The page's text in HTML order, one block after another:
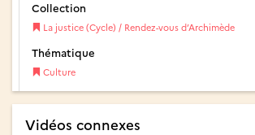
Collection
La justice (Cycle) / Rendez-vous d’Archimède
Thématique
Culture
Vidéos connexes